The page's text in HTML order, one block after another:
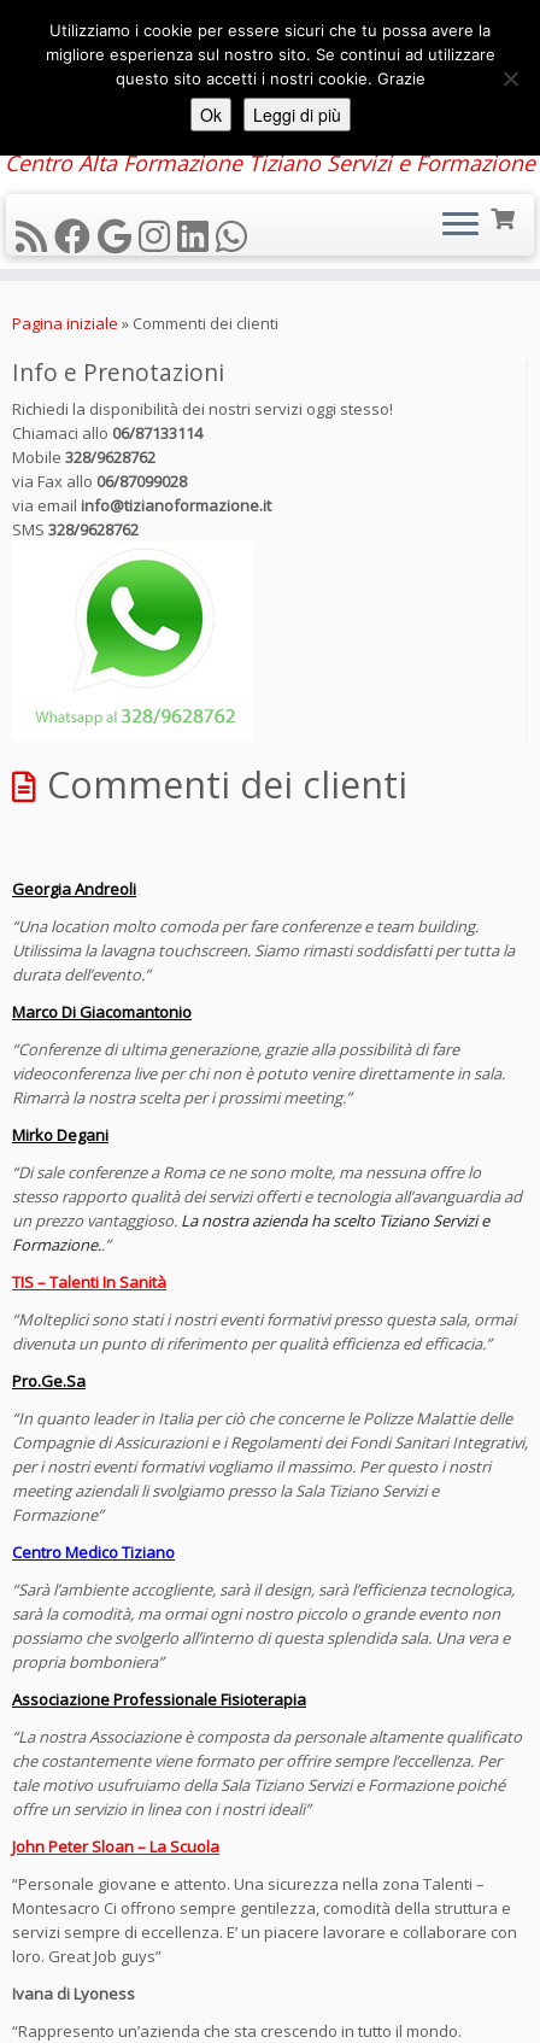
contenuto
Centro Alta Formazione Tiziano Servizi e Formazione
Pagina iniziale » Commenti dei clienti
Info e Prenotazioni
Richiedi la disponibilità dei nostri servizi oggi stesso!
Chiamaci allo 06/87133114
Mobile 328/9628762
via Fax allo 06/87099028
via email info@tizianoformazione.it
SMS 328/9628762
Commenti dei clienti
Georgia Andreoli
“Una location molto comoda per fare conferenze e team building.
Utilissima la lavagna touchscreen. Siamo rimasti soddisfatti per tutta la
durata dell’evento.”
Marco Di Giacomantonio
“Conferenze di ultima generazione, grazie alla possibilità di fare
videoconferenza live per chi non è potuto venire direttamente in sala.
Rimarrà la nostra scelta per i prossimi meeting.”
Mirko Degani
“Di sale conferenze a Roma ce ne sono molte, ma nessuna offre lo
stesso rapporto qualità dei servizi offerti e tecnologia all’avanguardia ad
un prezzo vantaggioso. La nostra azienda ha scelto Tiziano Servizi e
Formazione..”
TIS – Talenti In Sanità
“Molteplici sono stati i nostri eventi formativi presso questa sala, ormai
divenuta un punto di riferimento per qualità efficienza ed efficacia.”
Pro.Ge.Sa
“In quanto leader in Italia per ciò che concerne le Polizze Malattie delle
Compagnie di Assicurazioni e i Regolamenti dei Fondi Sanitari Integrativi,
per i nostri eventi formativi vogliamo il massimo. Per questo i nostri
meeting aziendali li svolgiamo presso la Sala Tiziano Servizi e
Formazione”
Centro Medico Tiziano
“Sarà l’ambiente accogliente, sarà il design, sarà l’efficienza tecnologica,
sarà la comodità, ma ormai ogni nostro piccolo o grande evento non
possiamo che svolgerlo all’interno di questa splendida sala. Una vera e
propria bomboniera”
Associazione Professionale Fisioterapia
“La nostra Associazione è composta da personale altamente qualificato
che costantemente viene formato per offrire sempre l’eccellenza. Per
tale motivo usufruiamo della Sala Tiziano Servizi e Formazione poiché
offre un servizio in linea con i nostri ideali”
John Peter Sloan – La Scuola
“Personale giovane e attento. Una sicurezza nella zona Talenti –
Montesacro Ci offrono sempre gentilezza, comodità della struttura e
servizi sempre di eccellenza. E’ un piacere lavorare e collaborare con
loro. Great Job guys”
Ivana di Lyoness
“Rappresento un’azienda che sta crescendo in tutto il mondo.
Utilizziamo i cookie per essere sicuri che tu possa avere la
migliore esperienza sul nostro sito. Se continui ad utilizzare
questo sito accetti i nostri cookie. Grazie
Ok Leggi di più